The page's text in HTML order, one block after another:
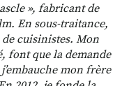
», fabricant de
En sous-traitance,
cuisinistes. Mon
font que la demande
mon frère